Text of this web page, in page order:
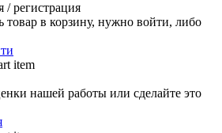
/ регистрация
товар в корзину, нужно войти, либо
нашей работы или сделайте это